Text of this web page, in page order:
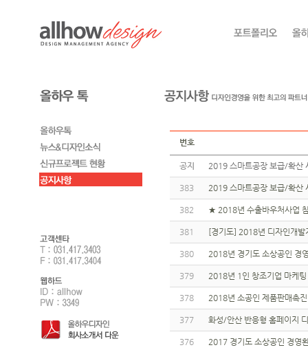
번호
공지 2019 스마트공장 보급/확
383 2019 스마트공장 보급/확
382 ★ 2018년 수출바우처사업
381 [경기도] 2018년 디자인개
380 2018년 경기도 소상공인
379 2018년 1인 창조기업 마케
378 2018년 소공인 제품판매촉
377 화성/안산 반응형 홈페이지
376 2017 경기도 소상공인 경영